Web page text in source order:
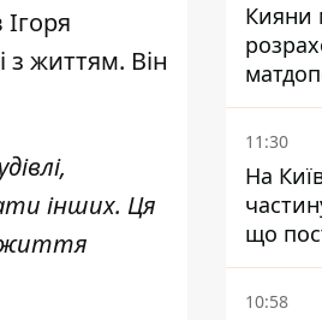
життям. Він
інших. Ця
життя
Кияни
дадуть
11:30
На
що
10:58